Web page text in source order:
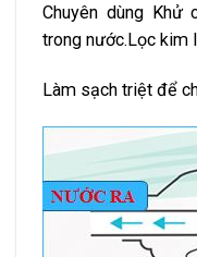
Chuyên dùng Khử
trong nước.Lọc kim
Làm sạch triệt để